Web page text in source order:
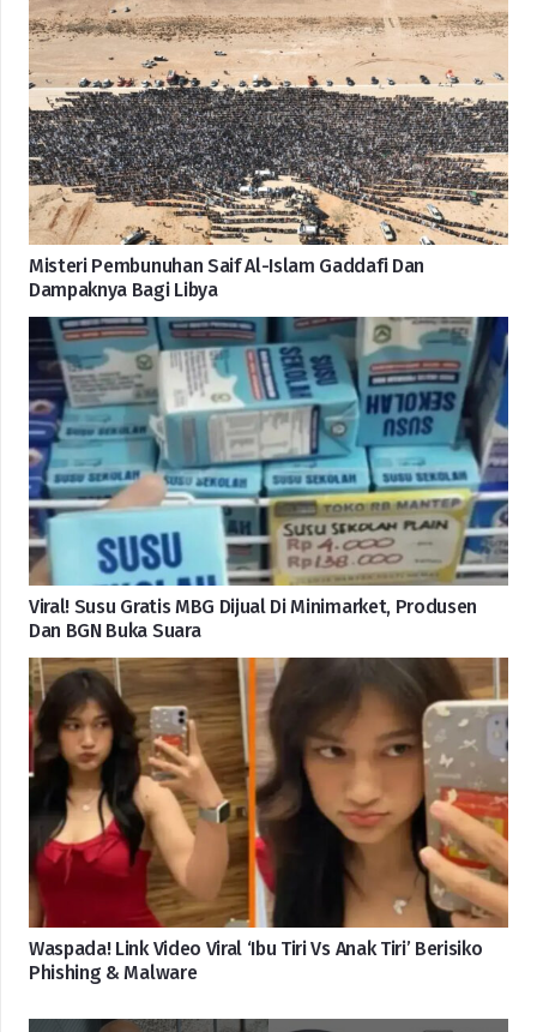
Misteri Pembunuhan Saif Al-Islam Gaddafi Dan
Dampaknya Bagi Libya
Viral! Susu Gratis MBG Dijual Di Minimarket, Produsen
Dan BGN Buka Suara
Waspada! Link Video Viral ‘Ibu Tiri Vs Anak Tiri’ Berisiko
Phishing & Malware